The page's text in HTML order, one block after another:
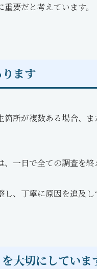
要だと考えています。
ます
所が複数ある場合、
一日で全ての調査を終
、丁寧に原因を追及し
大切にしていま